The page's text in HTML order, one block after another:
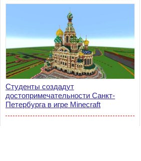
Студенты создадут
достопримечательности Санкт-
Петербурга в игре Minecraft